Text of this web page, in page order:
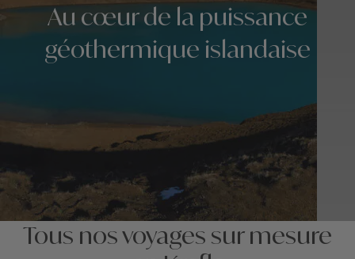
Au cœur de la puissance
géothermique islandaise
Tous nos voyages sur mesure